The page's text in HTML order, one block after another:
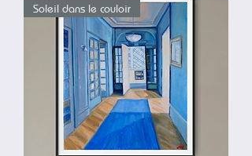
Soleil dans le couloir